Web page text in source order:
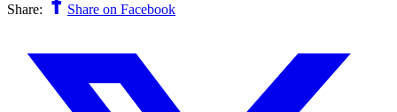
Share:
Share on Facebook